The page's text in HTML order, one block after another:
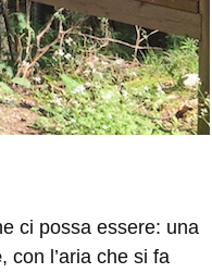
ci possa essere: una
, con l’aria che si fa